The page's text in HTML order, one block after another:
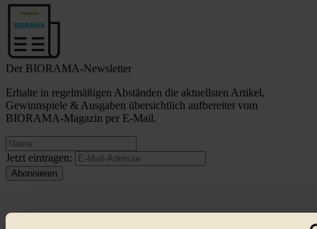
Der BIORAMA-Newsletter
Erhalte in regelmäßigen Abständen die aktuellsten Artikel,
Gewinnspiele & Ausgaben übersichtlich aufbereitet vom
BIORAMA-Magazin per E-Mail.
Jetzt eintragen: